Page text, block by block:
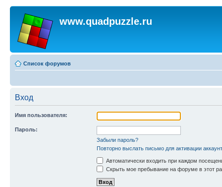
www.quadpuzzle.ru
Список форумов
Вход
Имя пользователя:
Пароль:
Забыли пароль?
Повторно выслать письмо для активации
Автоматически входить при каждом
Скрыть мое пребывание на форуме в этот